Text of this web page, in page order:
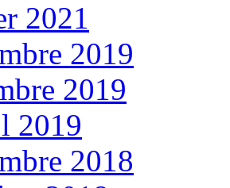
2021
2019
2019
2019
2018